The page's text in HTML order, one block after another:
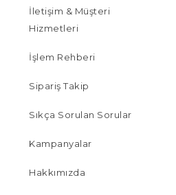
İletişim & Müşteri
Hizmetleri
İşlem Rehberi
Sipariş Takip
Sıkça Sorulan Sorular
Kampanyalar
Hakkımızda